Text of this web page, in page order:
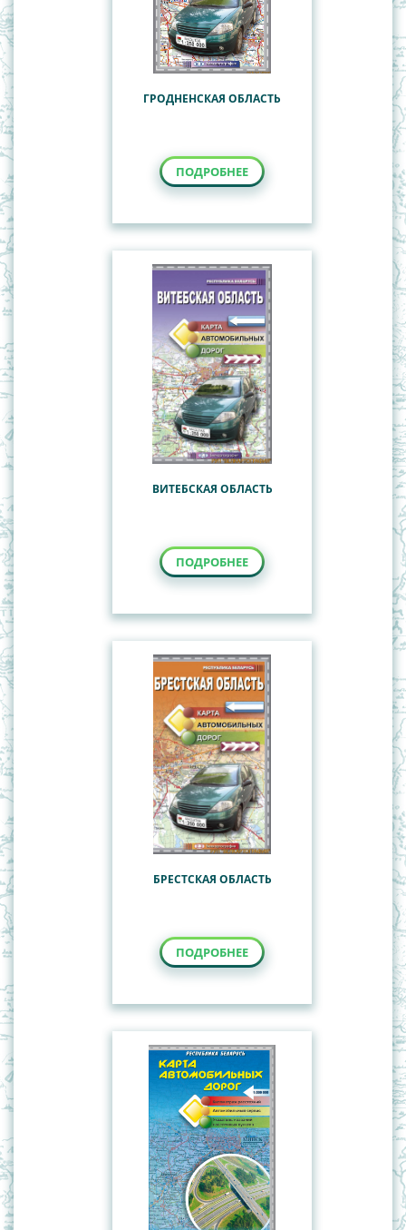
ГРОДНЕНСКАЯ ОБЛАСТЬ
ПОДРОБНЕЕ
ВИТЕБСКАЯ ОБЛАСТЬ
ПОДРОБНЕЕ
БРЕСТСКАЯ ОБЛАСТЬ
ПОДРОБНЕЕ